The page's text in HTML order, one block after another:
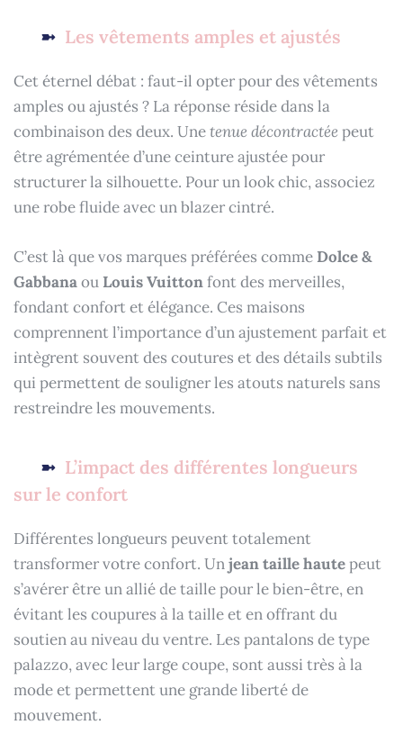
Les vêtements amples et ajustés
Cet éternel débat : faut-il opter pour des vêtements
amples ou ajustés ? La réponse réside dans la
combinaison des deux. Unetenue décontractéepeut
être agrémentée d’une ceinture ajustée pour
structurer la silhouette. Pour un look chic, associez
une robe fluide avec un blazer cintré.
C’est là que vos marques préférées comme Dolce &
Gabbanaou Louis Vuittonfont des merveilles,
fondant confort et élégance. Ces maisons
comprennent l’importance d’un ajustement parfait et
intègrent souvent des coutures et des détails subtils
qui permettent de souligner les atouts naturels sans
restreindre les mouvements.
L’impact des différentes longueurs
sur le confort
Différentes longueurs peuvent totalement
transformer votre confort. Unjean taille hautepeut
s’avérer être un allié de taille pour le bien-être, en
évitant les coupures à la taille et en offrant du
soutien au niveau du ventre. Les pantalons de type
palazzo, avec leur large coupe, sont aussi très à la
mode et permettent une grande liberté de
mouvement.